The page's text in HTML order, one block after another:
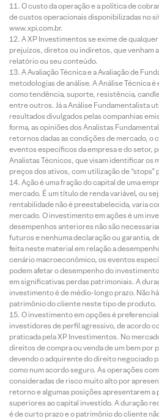
O custo da operação e a política de
de custos operacionais disponibilizadas no
www.xpi.com.br.
A XP Investimentos se exime de
prejuízos, diretos ou indiretos, que venham
relatório ou seu conteúdo.
A Avaliação Técnica e a Avaliação de
metodologias de análise. A Análise Técnica
como tendência, suporte, resistência,
entre outros. Já a Análise Fundamentalista
resultados divulgados pelas companhias
forma, as opiniões dos Analistas
retornos dadas as condições de mercado, o
eventos específicos da empresa e do setor,
Analistas Técnicos, que visam identificar os
preços dos ativos, com utilização de “stops”
Ação é uma fração do capital de uma
mercado. É um título de renda variável, ou
rentabilidade não é preestabelecida, varia
mercado. O investimento em ações é um
desempenhos anteriores não são
futuros e nenhuma declaração ou garantia,
feita neste material em relação a
cenário macroeconômico, os eventos
podem afetar o desempenho do
em significativas perdas patrimoniais. A
investimento é de médio-longo prazo. Não
patrimônio do cliente neste tipo de produto.
O investimento em opções é
investidores de perfil agressivo, de acordo
praticada pela XP Investimentos. No
direitos de compra ou venda de um bem por
devendo o adquirente do direito negociado
como num acordo seguro. As operações
consideradas de risco muito alto por
retorno e algumas posições apresentarem a
superiores ao capital investido. A duração
é de curto prazo e o patrimônio do cliente